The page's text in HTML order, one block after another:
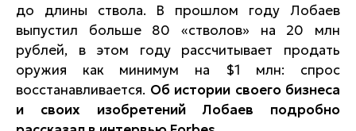
до длины ствола. В прошлом году Лобаев
выпустил больше 80 «стволов» на 20 млн
рублей, в этом году рассчитывает продать
оружия как минимум на $1 млн: спрос
восстанавливается. Об истории своего бизнеса
и своих изобретений Лобаев подробно